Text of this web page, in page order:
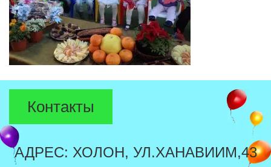
Контакты
АДРЕС: ХОЛОН, УЛ.ХАНАВИИМ,43